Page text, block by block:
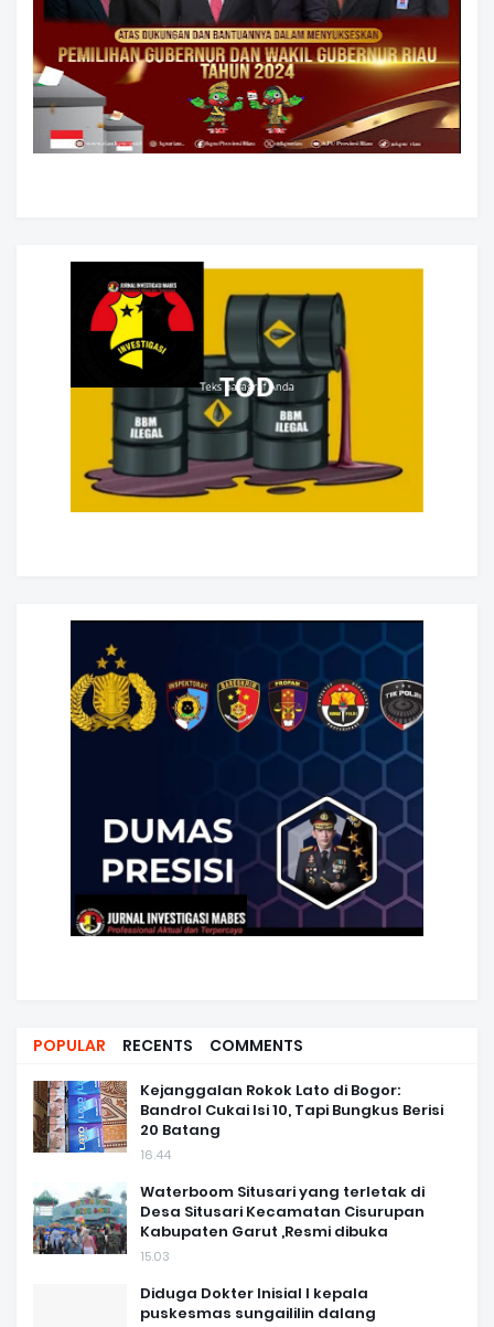
POPULAR RECENTS COMMENTS
Kejanggalan Rokok Lato di Bogor:
Bandrol Cukai Isi 10, Tapi Bungkus Berisi
20 Batang
16.44
Waterboom Situsari yang terletak di
Desa Situsari Kecamatan Cisurupan
Kabupaten Garut ,Resmi dibuka
15.03
Diduga Dokter Inisial I kepala
puskesmas sungaililin dalang